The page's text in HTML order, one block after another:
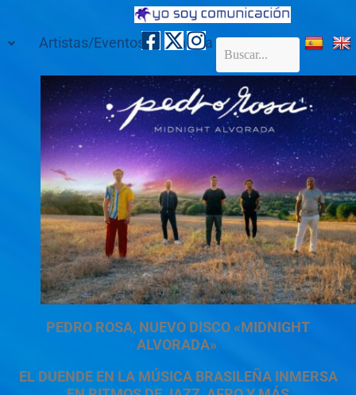
Artistas/Eventos Galería Contacto
PEDRO ROSA, NUEVO DISCO «MIDNIGHT
ALVORADA»
EL DUENDE EN LA MÚSICA BRASILEÑA INMERSA